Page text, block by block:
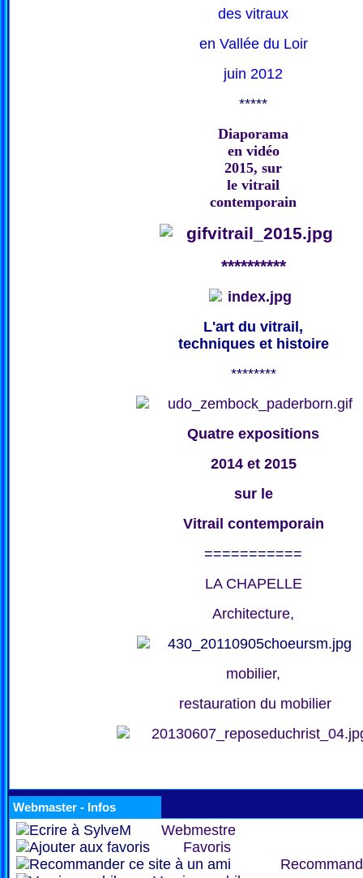
des vitraux
en Vallée du Loir
juin 2012
*****
Diaporama
en vidéo
2015, sur
le vitrail
contemporain
**********
L'art du vitrail,
techniques et histoire
********
Quatre expositions
2014 et 2015
sur le
Vitrail contemporain
===========
LA CHAPELLE
Architecture,
mobilier,
restauration du mobilier
Webmaster - Infos
Webmestre
Favoris